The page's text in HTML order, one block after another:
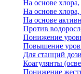
На основе
На основе
На основе
Против
Понижение
Повышение
Для станций
Коагулянты
Понижение